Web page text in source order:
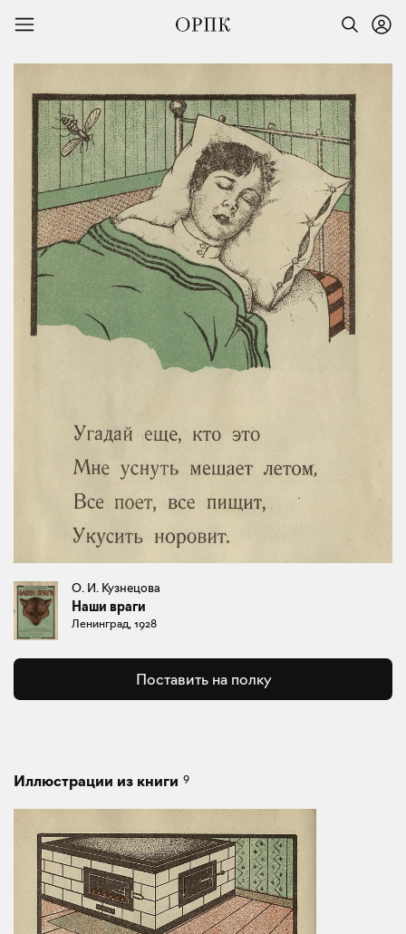
О. И. Кузнецова
Наши враги
Ленинград, 1928
Поставить на полку
Иллюстрации из книги 9